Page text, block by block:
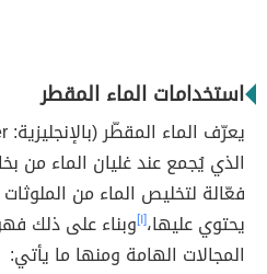
استخدامات الماء المقطر
الذي يُجمع عند غليان الماء من
فعّالة لتخليص الماء من
يحتوي عليها،[١] وبناء على ذلك
المجالات الهامة ومنها ما يأتي: